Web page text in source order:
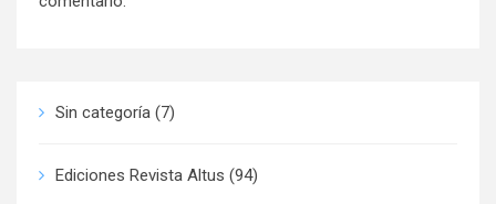
Sin categoría (7)
Ediciones Revista Altus (94)